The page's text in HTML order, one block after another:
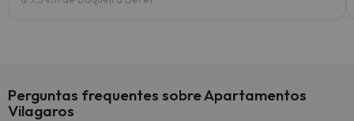
Perguntas frequentes sobre Apartamentos
Vilagaros